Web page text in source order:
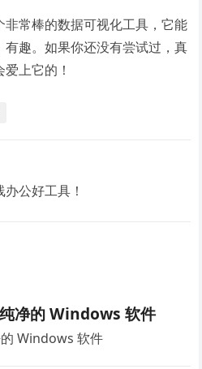
常棒的数据可视化工具，它能
趣。如果你还没有尝试过，真
上它的！
公好工具！
净的 Windows 软件
Windows 软件